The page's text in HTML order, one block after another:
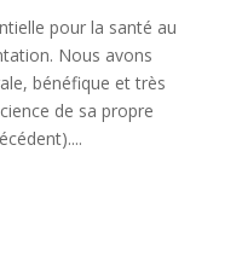
pour la santé au
Nous avons
bénéfique et très
de sa propre